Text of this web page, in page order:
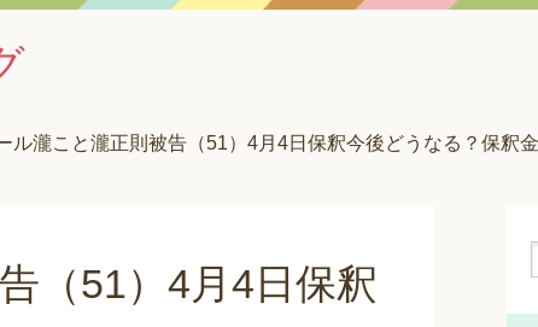
ル瀧こと瀧正則被告（51）4月4日保釈今後どうなる？保釈
（51）4月4日保釈